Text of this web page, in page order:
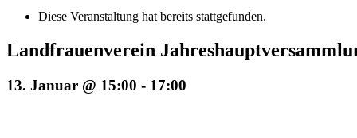
Diese Veranstaltung hat bereits stattgefunden.
Landfrauenverein
13. Januar @ 15:00 - 17:00